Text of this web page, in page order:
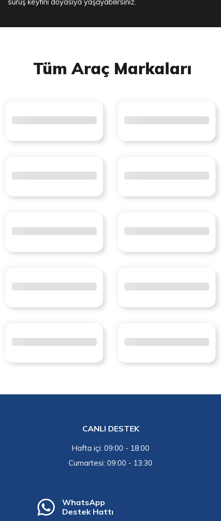
Tüm Araç Markaları
CANLI DESTEK
Hafta içi: 09:00 - 18:00
Cumartesi: 09:00 - 13:30
WhatsApp
Destek Hattı